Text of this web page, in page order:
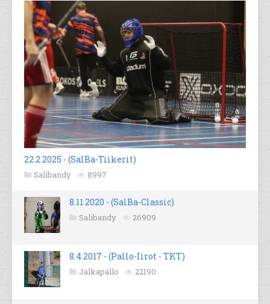
22.2.2025 - (SalBa-Tiikerit)
Salibandy 8997
8.11.2020 - (SalBa-Classic)
Salibandy 26909
8.4.2017 - (Pallo-Iirot - TKT)
Jalkapallo 22190